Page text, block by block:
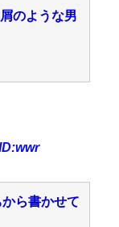
のような男
ら書かせて